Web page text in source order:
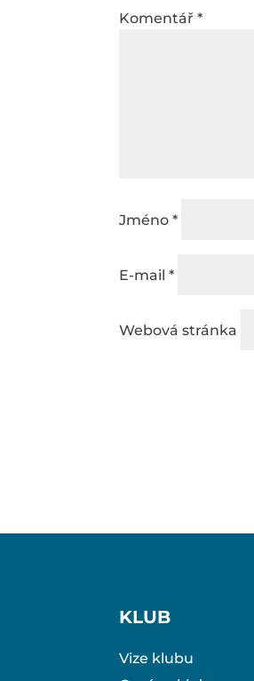
Komentář*
Jméno*
E-mail*
Webová stránka
KLUB
Vize klubu